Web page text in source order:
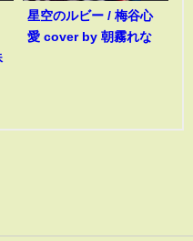
星空のルビー / 梅谷心
愛 cover by 朝霧れな